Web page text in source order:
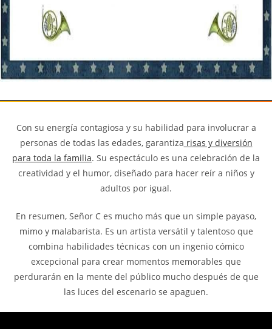
Con su energía contagiosa y su habilidad para involucrar a
personas de todas las edades, garantiza risas y diversión
para toda la familia. Su espectáculo es una celebración de la
creatividad y el humor, diseñado para hacer reír a niños y
adultos por igual.
En resumen, Señor C es mucho más que un simple payaso,
mimo y malabarista. Es un artista versátil y talentoso que
combina habilidades técnicas con un ingenio cómico
excepcional para crear momentos memorables que
perdurarán en la mente del público mucho después de que
las luces del escenario se apaguen.